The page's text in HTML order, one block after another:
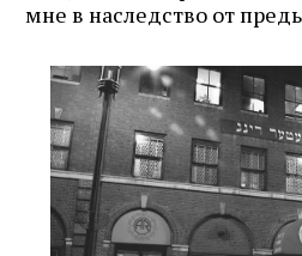
мне в наследство от